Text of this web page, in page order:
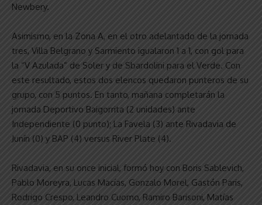
Newbery.
Asimismo, en la Zona A, en el otro adelantado de la jornada
tres, Villa Belgrano y Sarmiento igualaron 1 a 1, con gol para
la “V Azulada” de Soler y de Sbardolini para el Verde. Con
este resultado, estos dos elencos quedaron punteros de su
grupo, con 5 puntos. En tanto, mañana completarán la
jornada Deportivo Baigorrita (2 unidades) ante
Independiente (0 punto); La Favela (3) ante Rivadavia de
Junín (0) y BAP (4) versus River Plate (4).
Rivadavia, en su once inicial, formó hoy con Boris Sablevich,
Pablo Moreyra, Lucas Macías, Gonzalo Morel, Gastón Paris,
Rodrigo Crespo, Leandro Cuomo, Ramiro Barisoni, Matías